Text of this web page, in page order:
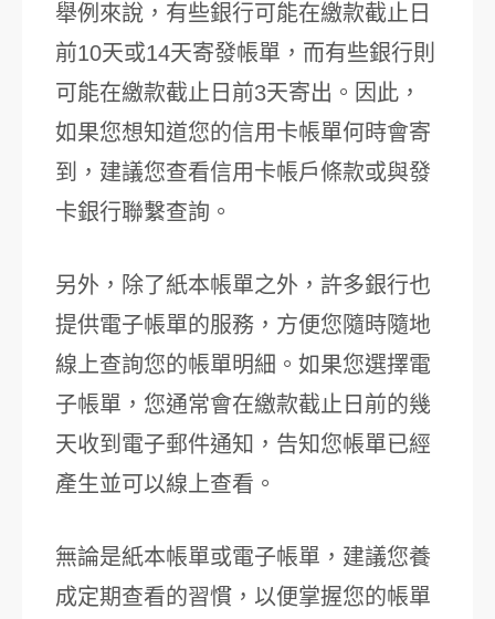
舉例來說，有些銀行可能在繳款截止日
前10天或14天寄發帳單，而有些銀行則
可能在繳款截止日前3天寄出。因此，
如果您想知道您的信用卡帳單何時會寄
到，建議您查看信用卡帳戶條款或與發
卡銀行聯繫查詢。
另外，除了紙本帳單之外，許多銀行也
提供電子帳單的服務，方便您隨時隨地
線上查詢您的帳單明細。如果您選擇電
子帳單，您通常會在繳款截止日前的幾
天收到電子郵件通知，告知您帳單已經
產生並可以線上查看。
無論是紙本帳單或電子帳單，建議您養
成定期查看的習慣，以便掌握您的帳單